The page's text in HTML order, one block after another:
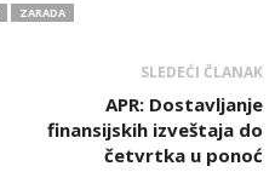
ZARADA
SLEDEĆI ČLANAK
APR: Dostavljanje
finansijskih izveštaja do
četvrtka u ponoć